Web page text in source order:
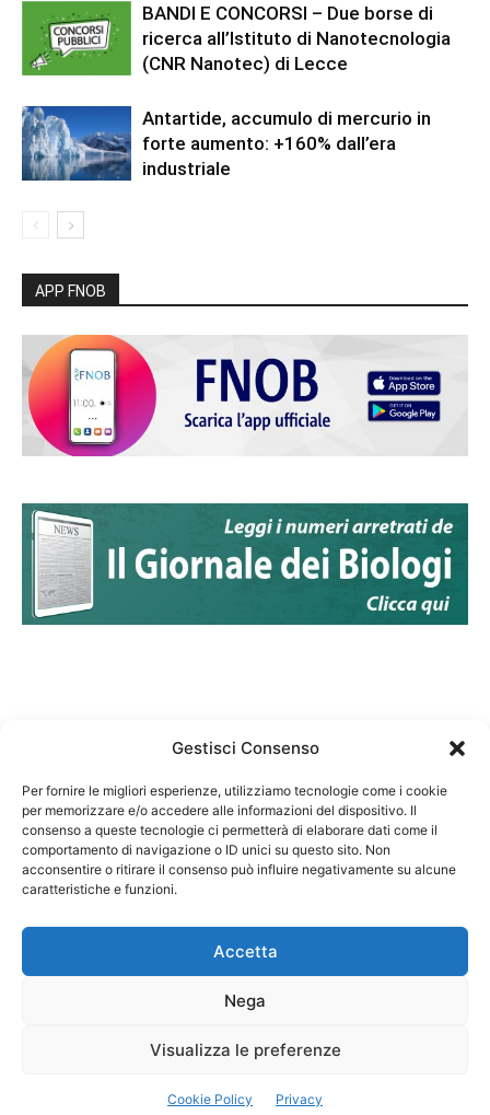
Gestisci Consenso
Per fornire le migliori esperienze, utilizziamo tecnologie come i cookie
per memorizzare e/o accedere alle informazioni del dispositivo. Il
consenso a queste tecnologie ci permetterà di elaborare dati come il
comportamento di navigazione o ID unici su questo sito. Non
acconsentire o ritirare il consenso può influire negativamente su alcune
caratteristiche e funzioni.
Accetta
Nega
Visualizza le preferenze
Cookie Policy Privacy
BANDI E CONCORSI – Due borse di
ricerca all’Istituto di Nanotecnologia
(CNR Nanotec) di Lecce
Antartide, accumulo di mercurio in
forte aumento: +160% dall’era
industriale
APP FNOB
Federazione Nazionale Degli Ordini dei Biologi:
codice fiscale 80069130583
Responsabile sito internet www.fnob.it:
Privacy Policy Cookie Policy
Rights Reserved.